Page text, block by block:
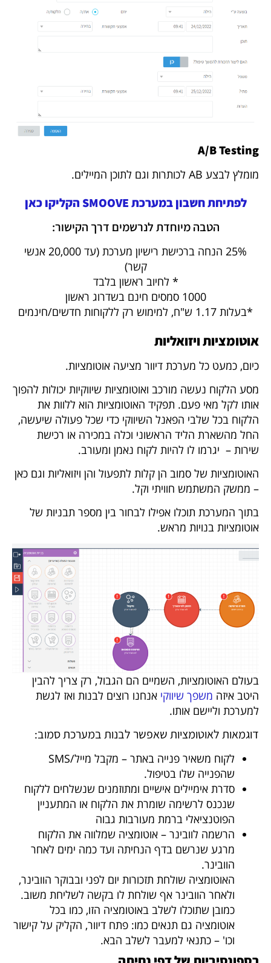
A/B Testing
מומלץ לבצע AB לכותרות וגם לתוכן המיילים.
לפתיחת חשבון במערכת SMOOVE הקליקו כאן
הטבה מיוחדת לנרשמים דרך הקישור:
25% הנחה ברכישת רישיון מערכת (עד 20,000 אנשי
קשר)
* לחיוב ראשון בלבד
1000 סמסים חינם בשדרוג ראשון
*בעלות 1.17 ש"ח, למימוש רק ללקוחות חדשים/חינמים
אוטומציות ויזואליות
כיום, כמעט כל מערכת דיוור מציעה אוטומציות.
מסע הלקוח נעשה מורכב ואוטומציות שיווקיות יכולות להפוך
אותו לקל מאי פעם. תפקיד האוטומציות הוא ללוות את
הלקוח בכל שלבי הפאנל השיווקי כדי שכל פעולה שיעשה,
החל מהשארת הליד הראשוני וכלה במכירה או רכישת
שירות – יגרמו לו להיות לקוח נאמן ומעורב.
האוטומציות של סמוב הן קלות לתפעול והן ויזואליות וגם כאן
– ממשק המשתמש חוויתי וקל.
בתוך המערכת תוכלו אפילו לבחור בין מספר תבניות של
אוטומציות בנויות מראש.
בעולם האוטומציות, השמיים הם הגבול, רק צריך להבין
היטב איזה משפך שיווקי אנחנו רוצים לבנות ואז לגשת
למערכת וליישם אותו.
דוגמאות לאוטומציות שאפשר לבנות במערכת סמוב:
לקוח משאיר פנייה באתר – מקבל מייל/SMS
שהפנייה שלו בטיפול.
סדרת אימיילים אישיים ומתוזמנים שנשלחים ללקוח
שנכנס לרשימה שומרת את הלקוח או המתעניין
הפוטנציאלי ברמת מעורבות גבוה
הרשמה לוובינר – אוטומציה שמלווה את הלקוח
מרגע שנרשם בדף הנחיתה ועד כמה ימים לאחר
הוובינר.
האוטומציה שולחת תזכורות יום לפני ובבוקר הוובינר,
ולאחר הוובינר אף שולחת לו בקשה לשליחת משוב.
כמובן שתוכלו לשלב באוטומציה הזו, כמו בכל
אוטומציה גם תנאים כמו: פתח דיוור, הקליק על קישור
וכו' – כתנאי למעבר לשלב הבא.